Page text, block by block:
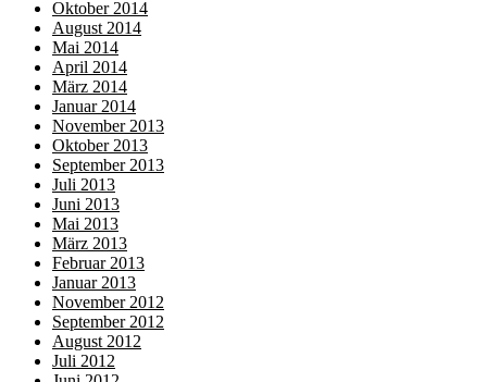
Oktober 2014
August 2014
Mai 2014
April 2014
März 2014
Januar 2014
November 2013
Oktober 2013
September 2013
Juli 2013
Juni 2013
Mai 2013
März 2013
Februar 2013
Januar 2013
November 2012
September 2012
August 2012
Juli 2012